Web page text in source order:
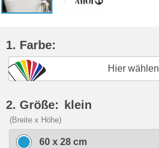
1. Farbe:
Hier wählen
2. Größe: klein
(Breite x Höhe)
60 x 28 cm